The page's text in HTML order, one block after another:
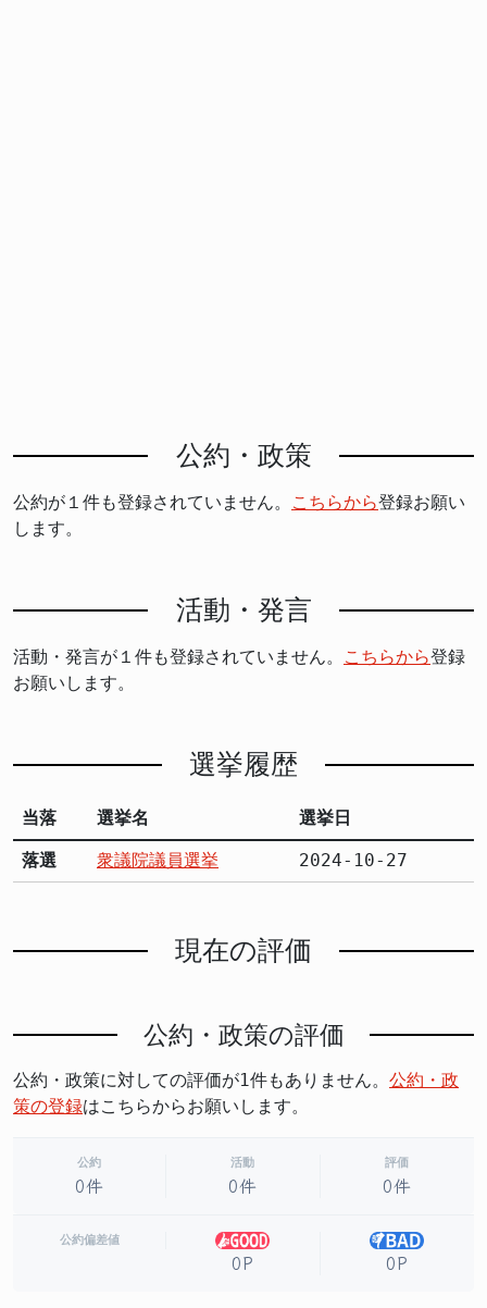
公約・政策
公約が１件も登録されていません。 こちらから登録お願い
します。
活動・発言
活動・発言が１件も登録されていません。 こちらから登録
お願いします。
選挙履歴
当落 選挙名 選挙日
落選 衆議院議員選挙 2024-10-27
現在の評価
公約・政策の評価
公約・政策に対しての評価が1件もありません。 公約・政
策の登録はこちらからお願いします。
公約
0件
活動
0件
評価
0件
公約偏差値
0P 0P